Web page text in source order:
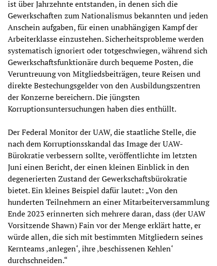
ist über Jahrzehnte entstanden, in denen sich die
Gewerkschaften zum Nationalismus bekannten und jeden
Anschein aufgaben, für einen unabhängigen Kampf der
Arbeiterklasse einzustehen. Sicherheitsprobleme werden
systematisch ignoriert oder totgeschwiegen, während sich
Gewerkschaftsfunktionäre durch bequeme Posten, die
Veruntreuung von Mitgliedsbeiträgen, teure Reisen und
direkte Bestechungsgelder von den Ausbildungszentren
der Konzerne bereichern. Die jüngsten
Korruptionsuntersuchungen haben dies enthüllt.
Der Federal Monitor der UAW, die staatliche Stelle, die
nach dem Korruptionsskandal das Image der UAW-
Bürokratie verbessern sollte, veröffentlichte im letzten
Juni einen Bericht, der einen kleinen Einblick in den
degenerierten Zustand der Gewerkschaftsbürokratie
bietet. Ein kleines Beispiel dafür lautet: „Von den
hunderten Teilnehmern an einer Mitarbeiterversammlung
Ende 2023 erinnerten sich mehrere daran, dass (der UAW
Vorsitzende Shawn) Fain vor der Menge erklärt hatte, er
würde allen, die sich mit bestimmten Mitgliedern seines
Kernteams ‚anlegen‘, ihre ‚beschissenen Kehlen‘
durchschneiden.“